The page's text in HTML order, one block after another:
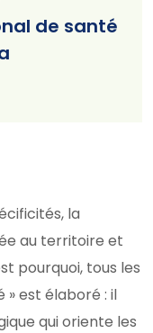
de santé
la
au territoire et
pourquoi, tous les
» est élaboré : il
qui oriente les